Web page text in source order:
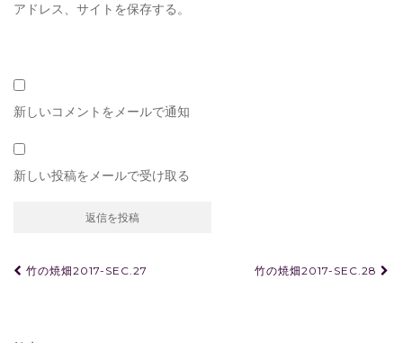
アドレス、サイトを保存する。
新しいコメントをメールで通知
新しい投稿をメールで受け取る
投竹の焼畑2017-SEC.27 竹の焼畑2017-SEC.28